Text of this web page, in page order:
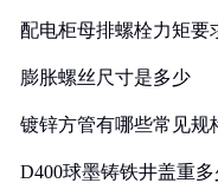
配电柜母排螺栓力矩要
膨胀螺丝尺寸是多少
镀锌方管有哪些常见规
D400球墨铸铁井盖重多